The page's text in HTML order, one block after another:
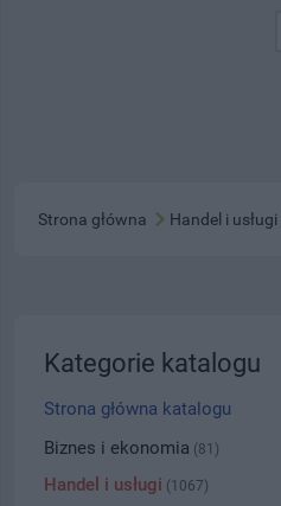
Strona główna Handel i usługi
Kategorie katalogu
Strona główna katalogu
Biznes i ekonomia (81)
Handel i usługi (1067)